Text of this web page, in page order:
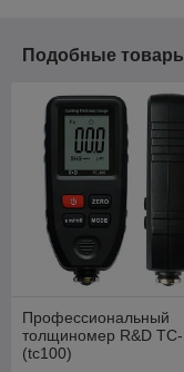
Подобные
Профессиональный
толщиномер R&D
(tc100)